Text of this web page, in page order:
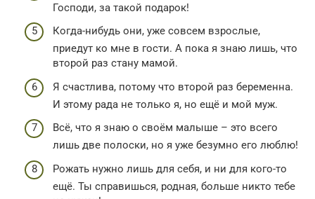
Господи, за такой подарок!
Когда-нибудь они, уже совсем взрослые,
приедут ко мне в гости. А пока я знаю лишь, что
второй раз стану мамой.
Я счастлива, потому что второй раз беременна.
И этому рада не только я, но ещё и мой муж.
Всё, что я знаю о своём малыше – это всего
лишь две полоски, но я уже безумно его люблю!
Рожать нужно лишь для себя, и ни для кого-то
ещё. Ты справишься, родная, больше никто тебе